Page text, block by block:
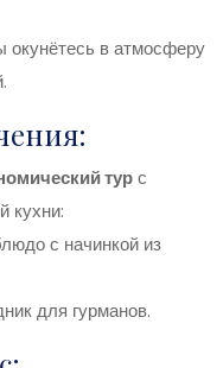
окунётесь в атмосферу
турс
кухни:
с начинкой из
для гурманов.